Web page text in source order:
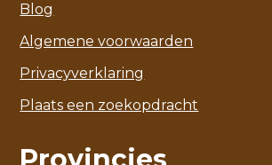
Blog
Algemene voorwaarden
Privacyverklaring
Plaats een zoekopdracht